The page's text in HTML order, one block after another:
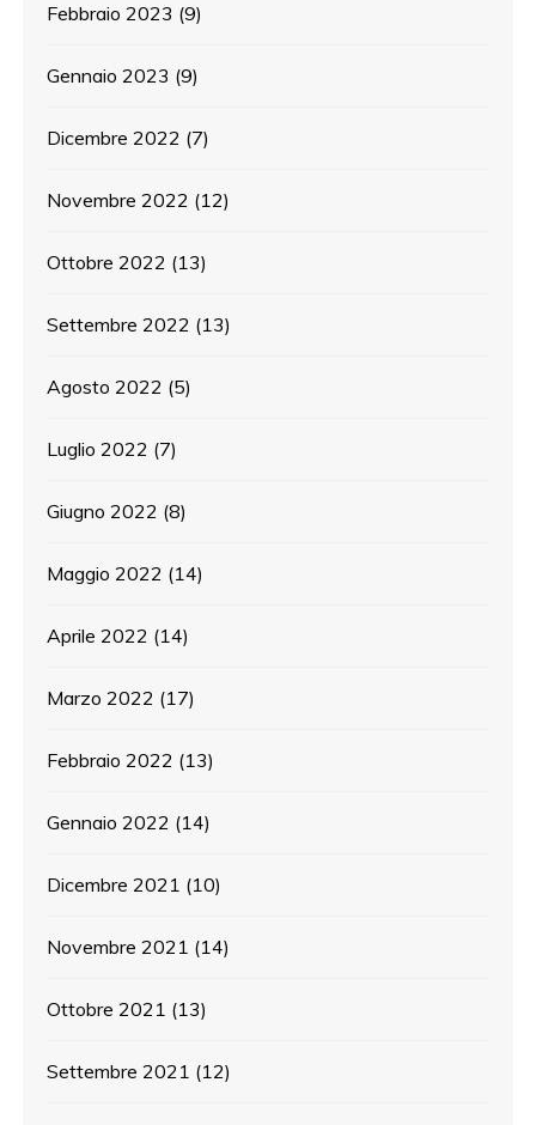
Febbraio 2023 (9)
Gennaio 2023 (9)
Dicembre 2022 (7)
Novembre 2022 (12)
Ottobre 2022 (13)
Settembre 2022 (13)
Agosto 2022 (5)
Luglio 2022 (7)
Giugno 2022 (8)
Maggio 2022 (14)
Aprile 2022 (14)
Marzo 2022 (17)
Febbraio 2022 (13)
Gennaio 2022 (14)
Dicembre 2021 (10)
Novembre 2021 (14)
Ottobre 2021 (13)
Settembre 2021 (12)